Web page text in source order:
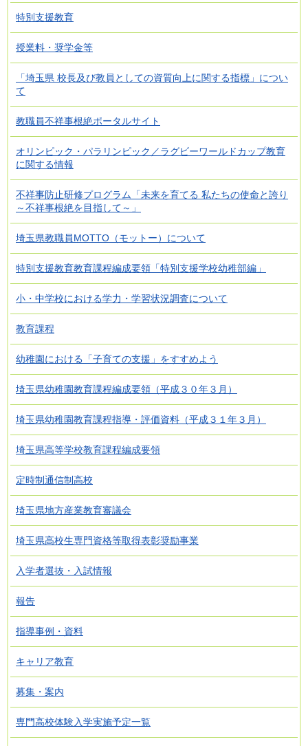
特別支援教育
授業料・奨学金等
「埼玉県 校長及び教員としての資質向上に関する指標」につい
て
教職員不祥事根絶ポータルサイト
オリンピック・パラリンピック／ラグビーワールドカップ教育
に関する情報
不祥事防止研修プログラム「未来を育てる 私たちの使命と誇り
～不祥事根絶を目指して～」
埼玉県教職員MOTTO（モットー）について
特別支援教育教育課程編成要領「特別支援学校幼稚部編」
小・中学校における学力・学習状況調査について
教育課程
幼稚園における「子育ての支援」をすすめよう
埼玉県幼稚園教育課程編成要領（平成３０年３月）
埼玉県幼稚園教育課程指導・評価資料（平成３１年３月）
埼玉県高等学校教育課程編成要領
定時制通信制高校
埼玉県地方産業教育審議会
埼玉県高校生専門資格等取得表彰奨励事業
入学者選抜・入試情報
報告
指導事例・資料
キャリア教育
募集・案内
専門高校体験入学実施予定一覧